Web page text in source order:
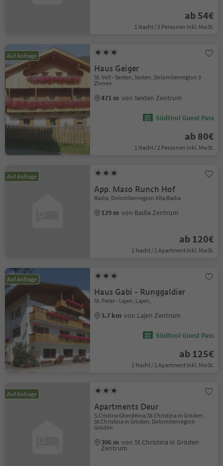
ab 54€
1 Nacht / 2 Personen Inkl. MwSt.
Auf Anfrage
Haus Geiger
St. Veit - Sexten, Sexten, Dolomitenregion 3
Zinnen
471 m von Sexten Zentrum
Südtirol Guest Pass
ab 80€
1 Nacht / 2 Personen Inkl. MwSt.
Auf Anfrage
App. Maso Runch Hof
Badia, Dolomitenregion Alta Badia
129 m von Badia Zentrum
ab 120€
1 Nacht / 1 Apartment Inkl. MwSt.
Auf Anfrage
Haus Gabi - Runggaldier
St. Peter - Lajen, Lajen,
3.7 km von Lajen Zentrum
Südtirol Guest Pass
ab 125€
1 Nacht / 1 Apartment Inkl. MwSt.
Auf Anfrage
Apartments Deur
S.Cristina Gherdëina/St.Christina in Gröden,
St.Christina in Gröden, Dolomitenregion
Gröden
306 m von St.Christina in Gröden
Zentrum